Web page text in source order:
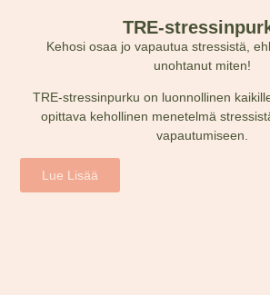
TRE-
Kehosi osaa jo vapautua stressistä,
unohtanut miten!
TRE-stressinpurku on luonnollinen
opittava kehollinen menetelmä
vapautumiseen.
Lue Lisää